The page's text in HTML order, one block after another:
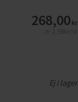
268,00 kr
Ej i lager